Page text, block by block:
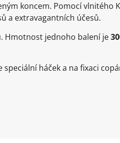
koncem. Pomocí vlnitého
a extravagantních účesů.
Hmotnost jednoho balení je
háček a na fixaci